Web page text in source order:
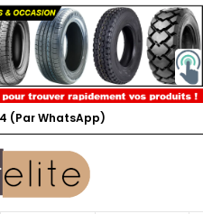
(Par WhatsApp)